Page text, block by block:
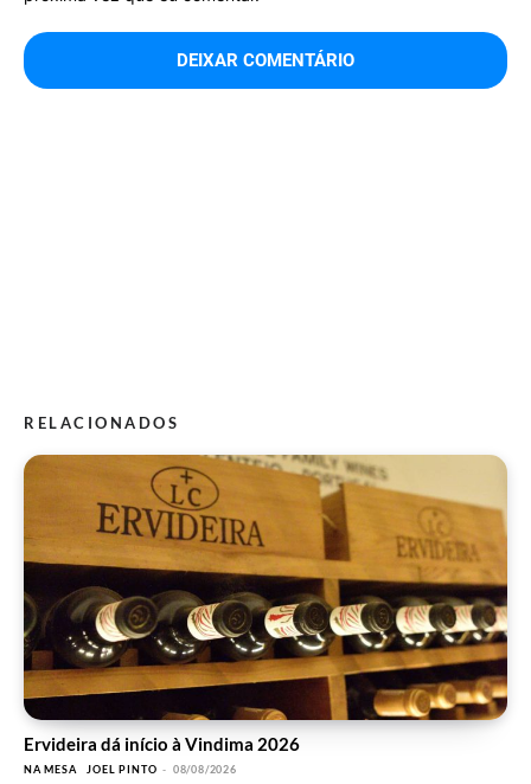
RELACIONADOS
Ervideira dá início à Vindima 2026
NA MESA JOEL PINTO - 08/08/2026